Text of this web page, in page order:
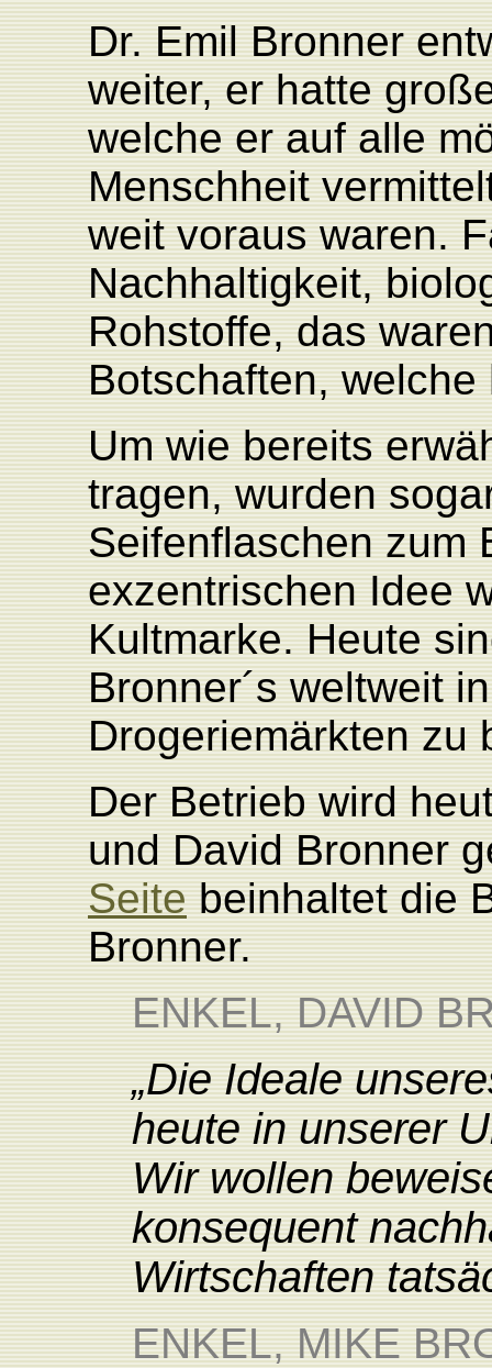
Dr. EmilBronner
weiter, er hatte
welche er auf alle
Menschheit
weit voraus waren.
Nachhaltigkeit,
Rohstoffe, das
Botschaften,
Um wie bereits
tragen, wurden
Seifenflaschen zum
exzentrischen Idee
Kultmarke. Heute
Bronner´s weltweit
Drogeriemärkten zu
Der Betrieb wird
und David Bronner
Seitebeinhaltet die
Bronner.
ENKEL, DAVID
„Die Ideale
heute in unserer
Wir wollen
konsequent
Wirtschaften
ENKEL, MIKE